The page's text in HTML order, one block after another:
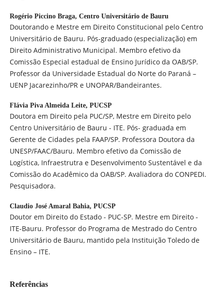
Rogério Piccino Braga, Centro Universitário de Bauru
Doutorando e Mestre em Direito Constitucional pelo Centro
Universitário de Bauru. Pós-graduado (especialização) em
Direito Administrativo Municipal. Membro efetivo da
Comissão Especial estadual de Ensino Jurídico da OAB/SP.
Professor da Universidade Estadual do Norte do Paraná –
UENP Jacarezinho/PR e UNOPAR/Bandeirantes.
Flávia Piva Almeida Leite, PUCSP
Doutora em Direito pela PUC/SP, Mestre em Direito pelo
Centro Universitário de Bauru - ITE. Pós- graduada em
Gerente de Cidades pela FAAP/SP. Professora Doutora da
UNESP/FAAC/Bauru. Membro efetivo da Comissão de
Logística, Infraestrutra e Desenvolvimento Sustentável e da
Comissão do Acadêmico da OAB/SP. Avaliadora do CONPEDI.
Pesquisadora.
Claudio José Amaral Bahia, PUCSP
Doutor em Direito do Estado - PUC-SP. Mestre em Direito -
ITE-Bauru. Professor do Programa de Mestrado do Centro
Universitário de Bauru, mantido pela Instituição Toledo de
Ensino – ITE.
Referências